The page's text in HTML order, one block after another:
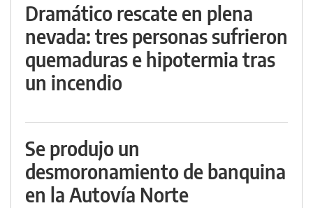
Dramático rescate en plena
nevada: tres personas sufrieron
quemaduras e hipotermia tras
un incendio
Se produjo un
desmoronamiento de banquina
en la Autovía Norte